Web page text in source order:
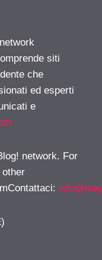
siti
che
ed esperti
e
network. For
: